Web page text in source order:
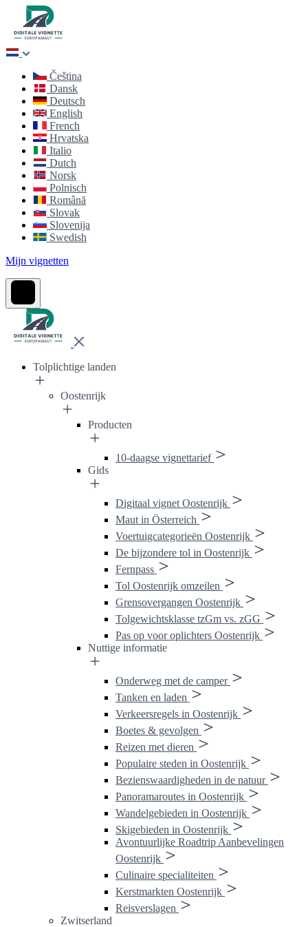
Čeština
Dansk
Deutsch
English
French
Hrvatska
Italio
Dutch
Norsk
Polnisch
Română
Slovak
Slovenija
Swedish
Mijn vignetten
Tolplichtige landen
Oostenrijk
Producten
10-daagse vignettarief
Gids
Digitaal vignet Oostenrijk
Maut in Österreich
Voertuigcategorieën Oostenrijk
De bijzondere tol in Oostenrijk
Fernpass
Tol Oostenrijk omzeilen
Grensovergangen Oostenrijk
Tolgewichtsklasse tzGm vs. zGG
Pas op voor oplichters Oostenrijk
Nuttige informatie
Onderweg met de camper
Tanken en laden
Verkeersregels in Oostenrijk
Boetes & gevolgen
Reizen met dieren
Populaire steden in Oostenrijk
Bezienswaardigheden in de natuur
Panoramaroutes in Oostenrijk
Wandelgebieden in Oostenrijk
Skigebieden in Oostenrijk
Avontuurlijke Roadtrip Aanbevelingen
Oostenrijk
Culinaire specialiteiten
Kerstmarkten Oostenrijk
Reisverslagen
Zwitserland